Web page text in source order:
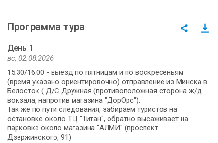
Программа тура
День 1
вс, 02.08.2026
15:30/16:00 - выезд по пятницам и по воскресеньям
(время указано ориентировочно) отправление из Минска в
Белосток ( Д/С Дружная (противоположная сторона ж/д
вокзала, напротив магазина "ДорОрс").
Так же по пути следования, забираем туристов на
остановке около ТЦ "Титан", обратно высаживает на
парковке около магазина "АЛМИ" (проспект
Дзержинского, 91)